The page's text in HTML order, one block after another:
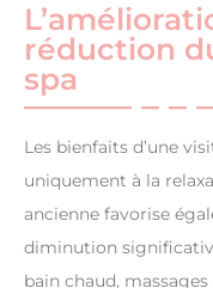
réduction
spa
Les bienfaits d’une
uniquement à la
ancienne favorise
diminution
bain chaud,